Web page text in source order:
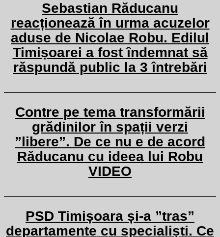
Sebastian Răducanu
reacționează în urma acuzelor
aduse de Nicolae Robu. Edilul
Timișoarei a fost îndemnat să
răspundă public la 3 întrebări
Contre pe tema transformării
grădinilor în spații verzi
”libere”. De ce nu e de acord
Răducanu cu ideea lui Robu
VIDEO
PSD Timișoara și-a ”tras”
departamente cu specialiști. Ce